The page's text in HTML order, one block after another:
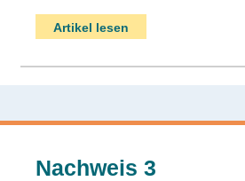
Artikel lesen
Nachweis 3